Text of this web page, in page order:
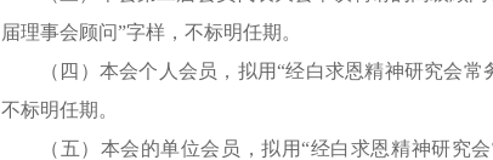
届理事会顾问”字样，不标明任期。
（四）本会个人会员，拟用“经白求恩精神研究会
不标明任期。
（五）本会的单位会员，拟用“经白求恩精神研究